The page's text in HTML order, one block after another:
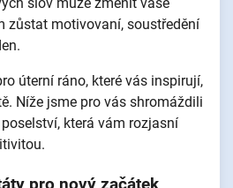
zůstat motivovaní, soustředění
úterní ráno, které vás inspirují,
Níže jsme pro vás shromáždili
která vám rozjasní